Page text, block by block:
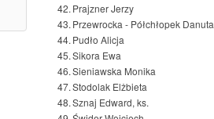
42. Prajzner Jerzy
43. Przewrocka - Półchłopek Danuta
44. Pudło Alicja
45.Sikora Ewa
46.Sieniawska Monika
47.Stodolak Elżbieta
48.Sznaj Edward, ks.